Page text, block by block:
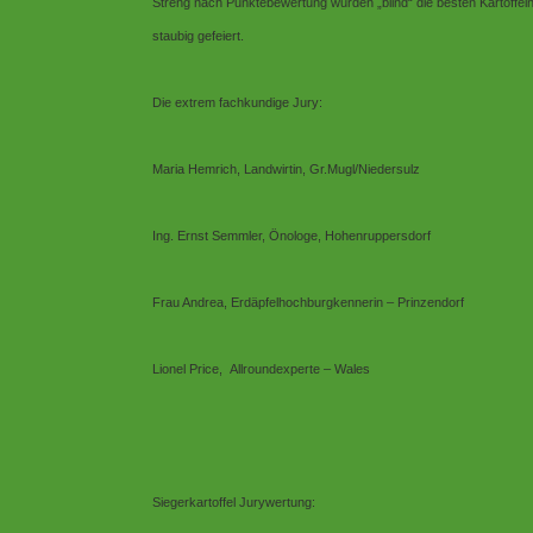
staubig gefeiert.
Die extrem fachkundige Jury:
Maria Hemrich, Landwirtin, Gr.Mugl/Niedersulz
Ing. Ernst Semmler, Önologe, Hohenruppersdorf
Frau Andrea, Erdäpfelhochburgkennerin – Prinzendorf
Lionel Price, Allroundexperte – Wales
Siegerkartoffel Jurywertung: